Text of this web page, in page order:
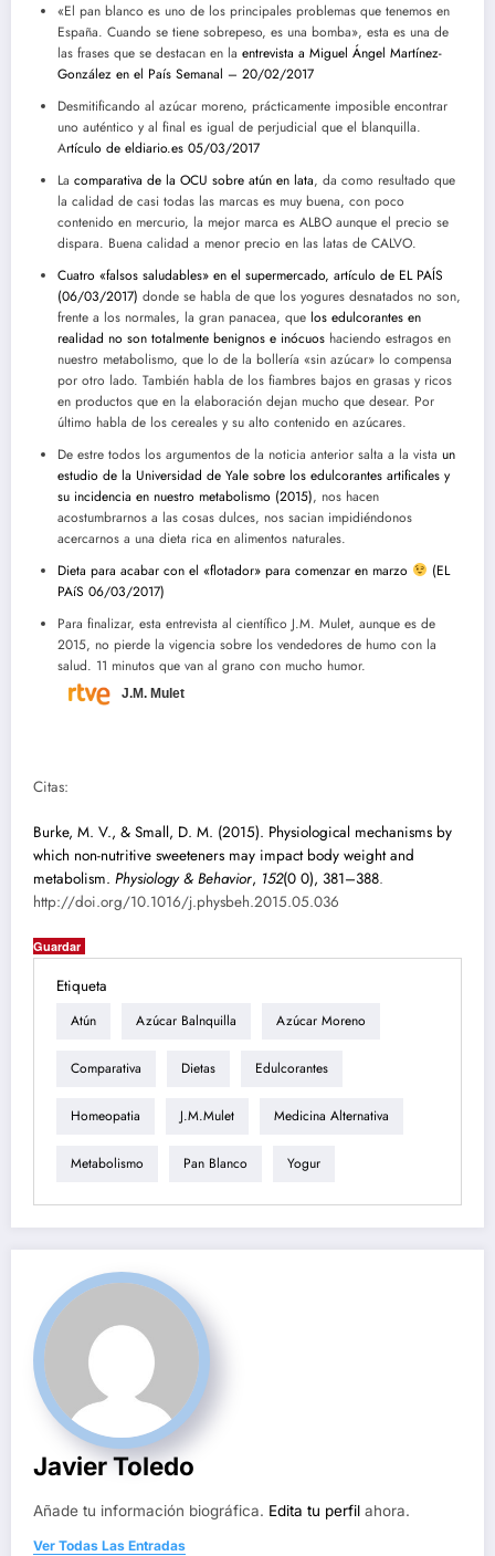
«El pan blanco es uno de los principales problemas que tenemos en
España. Cuando se tiene sobrepeso, es una bomba», esta es una de
las frases que se destacan en la entrevista a Miguel Ángel Martínez-
González en el País Semanal – 20/02/2017
Desmitificando al azúcar moreno, prácticamente imposible encontrar
uno auténtico y al final es igual de perjudicial que el blanquilla.
Artículo de eldiario.es 05/03/2017
La comparativa de la OCU sobre atún en lata, da como resultado que
la calidad de casi todas las marcas es muy buena, con poco
contenido en mercurio, la mejor marca es ALBO aunque el precio se
dispara. Buena calidad a menor precio en las latas de CALVO.
Cuatro «falsos saludables» en el supermercado, artículo de EL PAÍS
(06/03/2017) donde se habla de que los yogures desnatados no son,
frente a los normales, la gran panacea, que los edulcorantes en
realidad no son totalmente benignos e inócuos haciendo estragos en
nuestro metabolismo, que lo de la bollería «sin azúcar» lo compensa
por otro lado. También habla de los fiambres bajos en grasas y ricos
en productos que en la elaboración dejan mucho que desear. Por
último habla de los cereales y su alto contenido en azúcares.
De estre todos los argumentos de la noticia anterior salta a la vista un
estudio de la Universidad de Yale sobre los edulcorantes artificales y
su incidencia en nuestro metabolismo (2015), nos hacen
acostumbrarnos a las cosas dulces, nos sacian impidiéndonos
acercarnos a una dieta rica en alimentos naturales.
Dieta para acabar con el «flotador» para comenzar en marzo
(EL
PAíS 06/03/2017)
Para finalizar, esta entrevista al científico J.M. Mulet, aunque es de
2015, no pierde la vigencia sobre los vendedores de humo con la
salud. 11 minutos que van al grano con mucho humor.
J.M. Mulet
Citas:
Burke, M. V., & Small, D. M. (2015). Physiological mechanisms by
which non-nutritive sweeteners may impact body weight and
metabolism. Physiology & Behavior, 152(0 0), 381–388.
http://doi.org/10.1016/j.physbeh.2015.05.036
Guardar
Etiqueta
Atún Azúcar Balnquilla Azúcar Moreno
Comparativa Dietas Edulcorantes
Homeopatia J.M.Mulet Medicina Alternativa
Metabolismo Pan Blanco Yogur
Javier Toledo
Añade tu información biográfica. Edita tu perfil ahora.
Ver Todas Las Entradas